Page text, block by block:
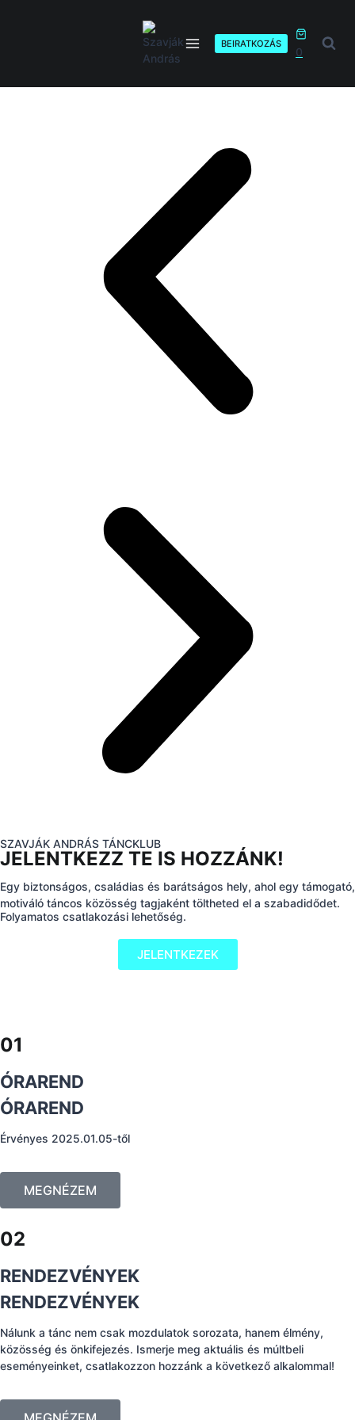
BEIRATKOZÁS
0
SZAVJÁK ANDRÁS TÁNCKLUB
JELENTKEZZ TE IS HOZZÁNK!
Egy biztonságos, családias és barátságos hely, ahol egy támogató,
motiváló táncos közösség tagjaként töltheted el a szabadidődet.
Folyamatos csatlakozási lehetőség.
JELENTKEZEK
01
ÓRAREND
ÓRAREND
Érvényes 2025.01.05-től
MEGNÉZEM
02
RENDEZVÉNYEK
RENDEZVÉNYEK
Nálunk a tánc nem csak mozdulatok sorozata, hanem élmény,
közösség és önkifejezés. Ismerje meg aktuális és múltbeli
eseményeinket, csatlakozzon hozzánk a következő alkalommal!